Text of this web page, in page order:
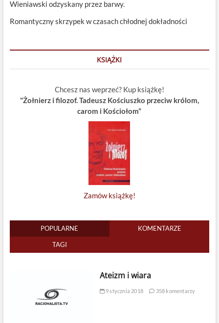
Wieniawski odzyskany przez barwy.
Romantyczny skrzypek w czasach chłodnej dokładności
KSIĄŻKI
Chcesz nas weprzeć? Kup książkę!
"Żołnierz i filozof. Tadeusz Kościuszko przeciw królom,
carom i Kościołom”
Zamów książkę!
POPULARNE KOMENTARZE
TAGI
Ateizm i wiara
9 stycznia 2018 358 komentarzy